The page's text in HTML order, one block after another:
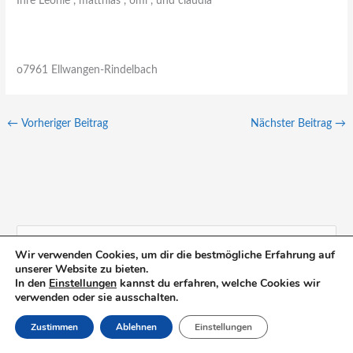
o7961 Ellwangen-Rindelbach
← Vorheriger Beitrag Nächster Beitrag →
S
u
e
Wir verwenden Cookies, um dir die bestmögliche Erfahrung auf
unserer Website zu bieten.
In den Einstellungen kannst du erfahren, welche Cookies wir
verwenden oder sie ausschalten.
Zustimmen Ablehnen Einstellungen